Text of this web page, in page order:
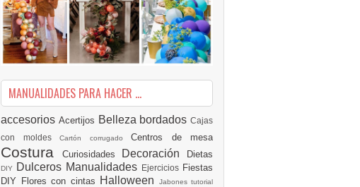
MANUALIDADES PARA HACER ...
accesorios Acertijos Belleza bordados Cajas
con moldes Cartón corrugado Centros de mesa
Costura Curiosidades Decoración Dietas
DIY Dulceros Manualidades Ejercicios Fiestas
DIY Flores con cintas Halloween Jabones tutorial